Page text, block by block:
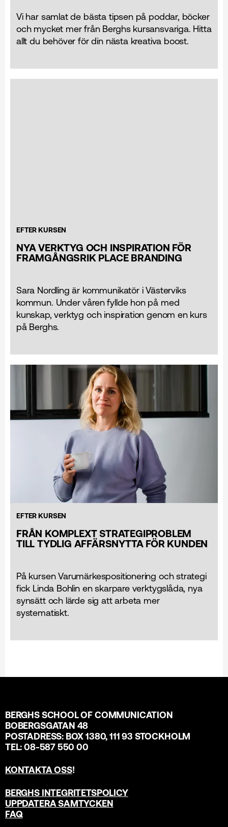
Vi har samlat de bästa tipsen på poddar, böcker
och mycket mer från Berghs kursansvariga. Hitta
allt du behöver för din nästa kreativa boost.
EFTER KURSEN
NYA VERKTYG OCH INSPIRATION FÖR
FRAMGÅNGSRIK PLACE BRANDING
Sara Nordling är kommunikatör i Västerviks
kommun. Under våren fyllde hon på med
kunskap, verktyg och inspiration genom en kurs
på Berghs.
EFTER KURSEN
FRÅN KOMPLEXT STRATEGIPROBLEM
TILL TYDLIG AFFÄRSNYTTA FÖR KUNDEN
På kursen Varumärkes­positionering och strategi
fick Linda Bohlin en skarpare verktygslåda, nya
synsätt och lärde sig att arbeta mer
systematiskt.
BERGHS SCHOOL OF COMMUNICATION
BOBERGSGATAN 48
POSTADRESS: BOX 1380, 111 93 STOCKHOLM
TEL: 08-587 550 00
KONTAKTA OSS!
BERGHS INTEGRITETSPOLICY
UPPDATERA SAMTYCKEN
FAQ